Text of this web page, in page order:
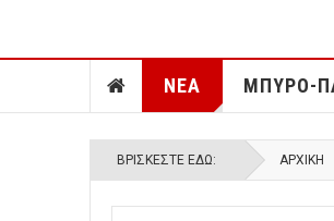
ΝΕΑ ΜΠΥΡΟ-
ΒΡΊΣΚΕΣΤΕ ΕΔΏ: ΑΡΧΙΚΉ